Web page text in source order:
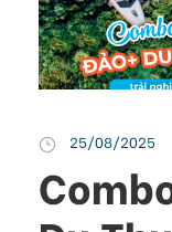
25/08/2025